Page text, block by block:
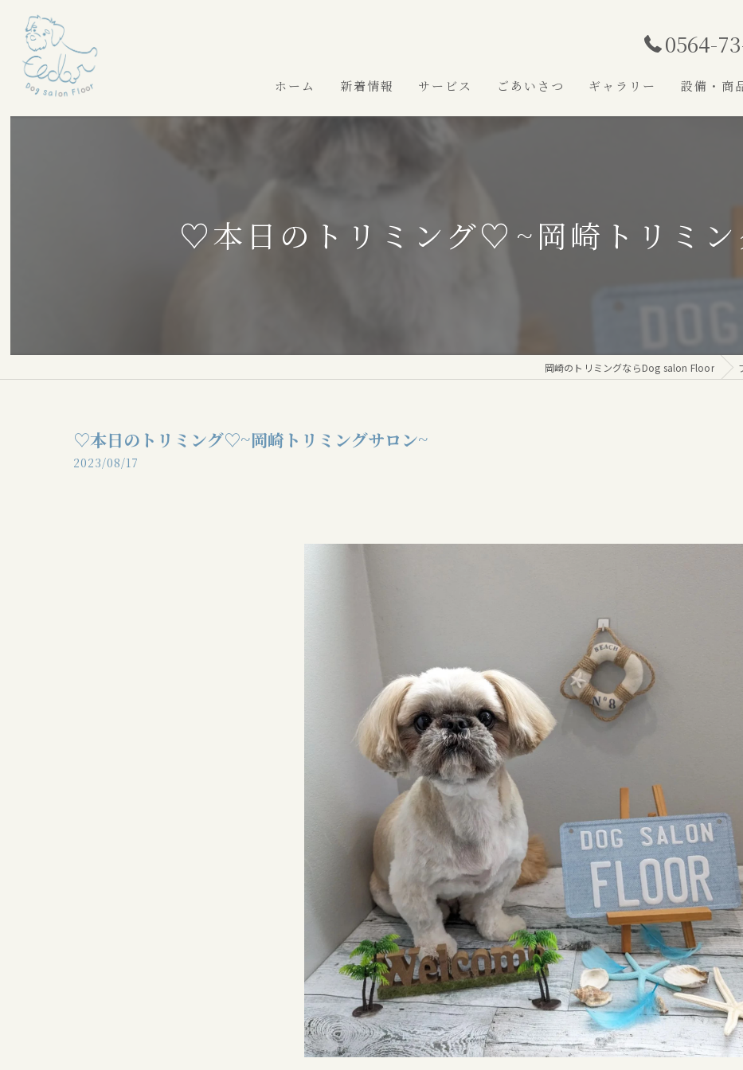
0564-
ホーム 新着情報 サービス ごあいさつ ギャラリー 設備・商
♡本日のトリミング♡⁠~岡崎トリミン
岡崎のトリミングならDog salon Floor
♡本日のトリミング♡⁠~岡崎トリミングサロン~
2023/08/17